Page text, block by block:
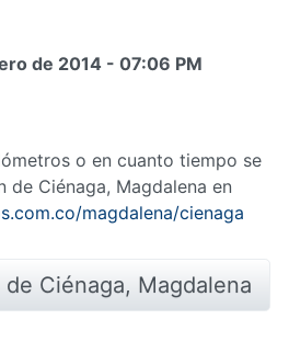
de 2014 - 07:06 PM
o en cuanto tiempo se
de Ciénaga, Magdalena en
magdalena/cienaga
Ciénaga, Magdalena